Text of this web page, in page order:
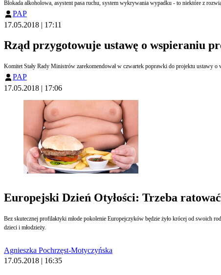
PAP
17.05.2018 | 17:11
Rząd przygotowuje ustawę o wspieraniu
PAP
17.05.2018 | 17:06
Europejski Dzień Otyłości: Trzeba
Bez skutecznej profilaktyki młode pokolenie Europejczyków będzie żyło krócej od swoich
dzieci i młodzieży.
Agnieszka Pochrzęst-Motyczyńska
17.05.2018 | 16:35